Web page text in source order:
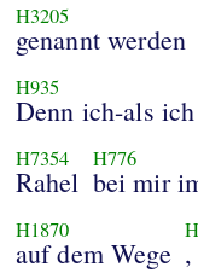
H3205
genannt werden
H935
Denn ich-als
H7354
Rahel
H776
bei mir
H1870
auf dem Wege